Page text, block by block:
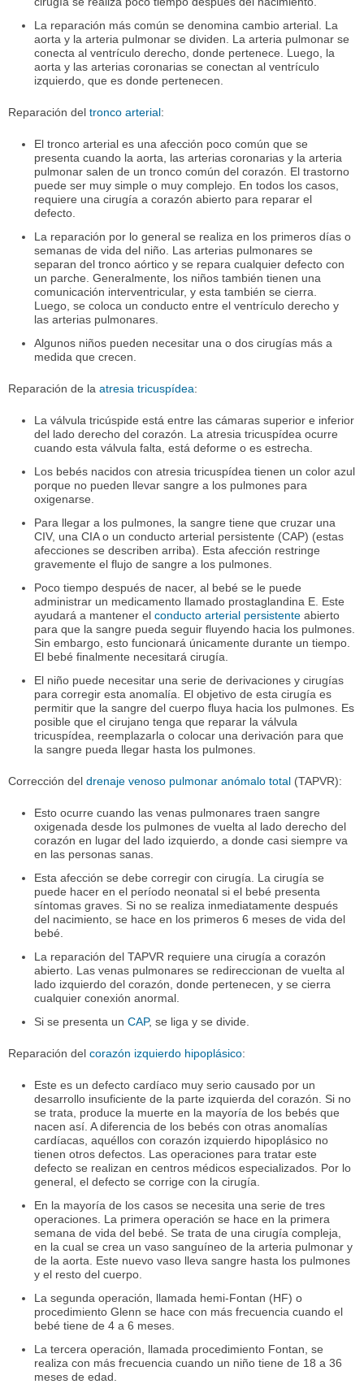
La reparación más común se denomina cambio arterial. La
aorta y la arteria pulmonar se dividen. La arteria pulmonar se
conecta al ventrículo derecho, donde pertenece. Luego, la
aorta y las arterias coronarias se conectan al ventrículo
izquierdo, que es donde pertenecen.
Reparación del tronco arterial:
El tronco arterial es una afección poco común que se
presenta cuando la aorta, las arterias coronarias y la arteria
pulmonar salen de un tronco común del corazón. El trastorno
puede ser muy simple o muy complejo. En todos los casos,
requiere una cirugía a corazón abierto para reparar el
defecto.
La reparación por lo general se realiza en los primeros días o
semanas de vida del niño. Las arterias pulmonares se
separan del tronco aórtico y se repara cualquier defecto con
un parche. Generalmente, los niños también tienen una
comunicación interventricular, y esta también se cierra.
Luego, se coloca un conducto entre el ventrículo derecho y
las arterias pulmonares.
Algunos niños pueden necesitar una o dos cirugías más a
medida que crecen.
Reparación de la atresia tricuspídea:
La válvula tricúspide está entre las cámaras superior e inferior
del lado derecho del corazón. La atresia tricuspídea ocurre
cuando esta válvula falta, está deforme o es estrecha.
Los bebés nacidos con atresia tricuspídea tienen un color azul
porque no pueden llevar sangre a los pulmones para
oxigenarse.
Para llegar a los pulmones, la sangre tiene que cruzar una
CIV, una CIA o un conducto arterial persistente (CAP) (estas
afecciones se describen arriba). Esta afección restringe
gravemente el flujo de sangre a los pulmones.
Poco tiempo después de nacer, al bebé se le puede
administrar un medicamento llamado prostaglandina E. Este
ayudará a mantener elconducto arterial persistente abierto
para que la sangre pueda seguir fluyendo hacia los pulmones.
Sin embargo, esto funcionará únicamente durante un tiempo.
El bebé finalmente necesitará cirugía.
El niño puede necesitar una serie de derivaciones y cirugías
para corregir esta anomalía. El objetivo de esta cirugía es
permitir que la sangre del cuerpo fluya hacia los pulmones. Es
posible que el cirujano tenga que reparar la válvula
tricuspídea, reemplazarla o colocar una derivación para que
la sangre pueda llegar hasta los pulmones.
Corrección del drenaje venoso pulmonar anómalo total (TAPVR):
Esto ocurre cuando las venas pulmonares traen sangre
oxigenada desde los pulmones de vuelta al lado derecho del
corazón en lugar del lado izquierdo, a donde casi siempre va
en las personas sanas.
Esta afección se debe corregir con cirugía. La cirugía se
puede hacer en el período neonatal si el bebé presenta
síntomas graves. Si no se realiza inmediatamente después
del nacimiento, se hace en los primeros 6 meses de vida del
bebé.
La reparación del TAPVR requiere una cirugía a corazón
abierto. Las venas pulmonares se redireccionan de vuelta al
lado izquierdo del corazón, donde pertenecen, y se cierra
cualquier conexión anormal.
Si se presenta unCAP, se liga y se divide.
Reparación del corazón izquierdo hipoplásico:
Este es un defecto cardíaco muy serio causado por un
desarrollo insuficiente de la parte izquierda del corazón. Si no
se trata, produce la muerte en la mayoría de los bebés que
nacen así. A diferencia de los bebés con otras anomalías
cardíacas, aquéllos con corazón izquierdo hipoplásico no
tienen otros defectos. Las operaciones para tratar este
defecto se realizan en centros médicos especializados. Por lo
general, el defecto se corrige con la cirugía.
En la mayoría de los casos se necesita una serie de tres
operaciones. La primera operación se hace en la primera
semana de vida del bebé. Se trata de una cirugía compleja,
en la cual se crea un vaso sanguíneo de la arteria pulmonar y
de la aorta. Este nuevo vaso lleva sangre hasta los pulmones
y el resto del cuerpo.
La segunda operación, llamada hemi-Fontan (HF) o
procedimiento Glenn se hace con más frecuencia cuando el
bebé tiene de 4 a 6 meses.
La tercera operación, llamada procedimiento Fontan, se
realiza con más frecuencia cuando un niño tiene de 18 a 36
meses de edad.